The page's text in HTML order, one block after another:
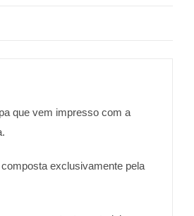
que vem impresso com a
exclusivamente pela